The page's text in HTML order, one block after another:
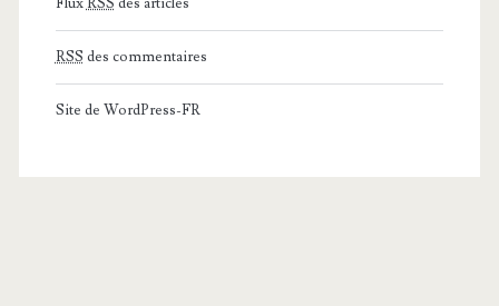
FluxRSS des articles
RSS des commentaires
Site de WordPress-FR